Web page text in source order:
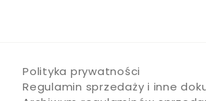
Polityka prywatności
Regulamin sprzedaży i inne